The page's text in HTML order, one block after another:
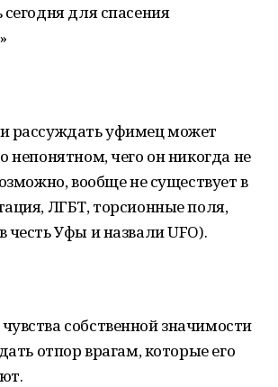
для спасения
рассуждать уфимец может
непонятном, чего он никогда не
вообще не существует в
ЛГБТ, торсионные поля,
Уфы и назвали UFO).
собственной значимости
отпор врагам, которые его